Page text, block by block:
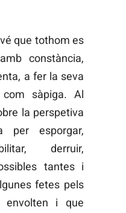
que tothom es
constància,
a fer la seva
sàpiga. Al
la perspetiva
per esporgar,
derruir,
tantes i
fetes pels
envolten i que